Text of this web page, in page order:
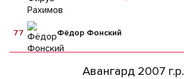
Фёдор Фонский
77
Авангард 2007 г.р.